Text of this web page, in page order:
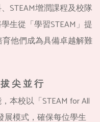
STEAM增潤課程及校隊
生從「學習STEAM」提
他們成為具備卓越解難
尖 並 行
本校以「STEAM for All
展模式，確保每位學生